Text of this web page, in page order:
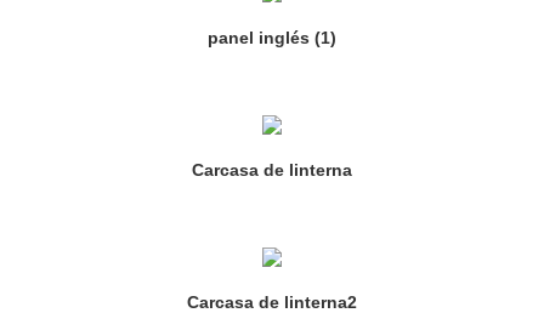
panel inglés (1)
Carcasa de linterna
Carcasa de linterna2